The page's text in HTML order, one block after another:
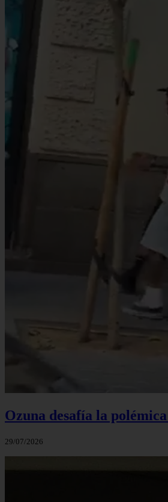
Ozuna desafía la
29/07/2026